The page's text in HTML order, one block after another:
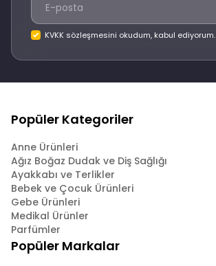
KVKK sözleşmesini okudum, kabul ediyorum.
Popüler Kategoriler
Anne Ürünleri
Ağız Boğaz Dudak ve Diş Sağlığı
Ayakkabı ve Terlikler
Bebek ve Çocuk Ürünleri
Gebe Ürünleri
Medikal Ürünler
Parfümler
Popüler Markalar